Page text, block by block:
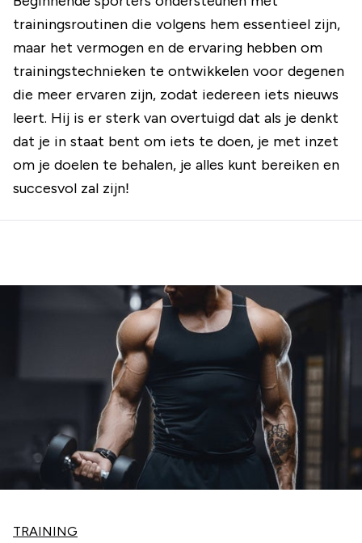
trainingsroutinen die volgens hem essentieel zijn,
maar het vermogen en de ervaring hebben om
trainingstechnieken te ontwikkelen voor degenen
die meer ervaren zijn, zodat iedereen iets nieuws
leert. Hij is er sterk van overtuigd dat als je denkt
dat je in staat bent om iets te doen, je met inzet
om je doelen te behalen, je alles kunt bereiken en
succesvol zal zijn!
TRAINING